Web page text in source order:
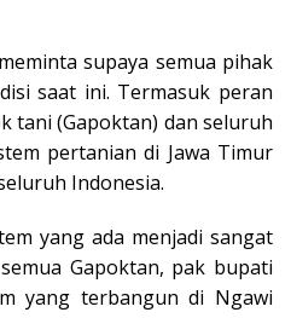
supaya semua pihak
saat ini. Termasuk peran
tani (Gapoktan) dan seluruh
pertanian di Jawa Timur
Indonesia.
yang ada menjadi sangat
Gapoktan, pak bupati
yang terbangun di Ngawi